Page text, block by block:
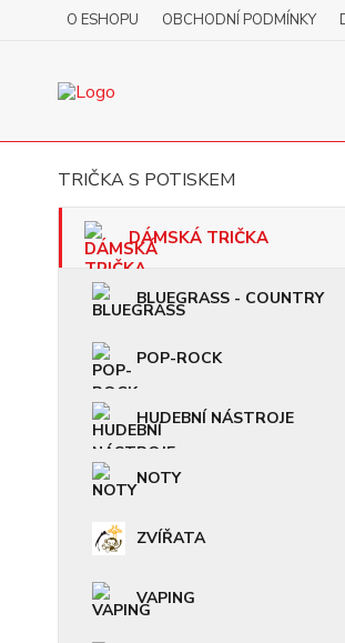
O ESHOPU OBCHODNÍ PODMÍNKY
TRIČKA S POTISKEM
DÁMSKÁ TRIČKA
BLUEGRASS - COUNTRY
POP-ROCK
HUDEBNÍ NÁSTROJE
NOTY
ZVÍŘATA
VAPING